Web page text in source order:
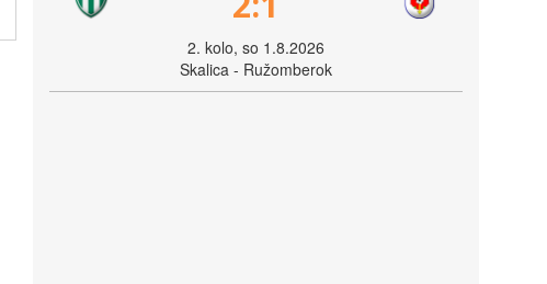
2. kolo, so 1.8.2026
Skalica - Ružomberok